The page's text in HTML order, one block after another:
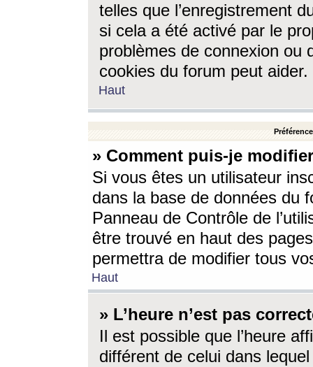
telles que l’enregistrement
si cela a été activé par le
problèmes de connexion ou
cookies du forum peut aider.
Haut
» Comment puis-je
Si vous êtes un utilisateur
dans la base de données du
Panneau de Contrôle de
être trouvé en haut des
permettra de modifier tous
Haut
» L’heure n’est pas
Il est possible que l’heure
différent de celui dans